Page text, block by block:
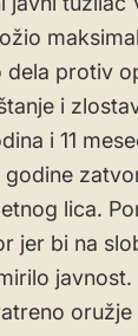
dela protiv
i
i 11
godine
lica.
jer bi na
oružje